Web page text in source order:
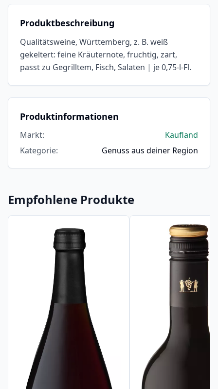
Produktbeschreibung
Qualitätsweine, Württemberg, z. B. weiß
gekeltert: feine Kräuternote, fruchtig, zart,
passt zu Gegrilltem, Fisch, Salaten | je 0,75-l-Fl.
Produktinformationen
Markt:
Kaufland
Kategorie: Genuss aus deiner Region
Empfohlene Produkte